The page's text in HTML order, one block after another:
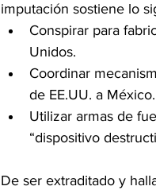
imputación sostiene lo
Conspirar para
Unidos.
Coordinar
de EE.UU. a México.
Utilizar armas de
“dispositivo
De ser extraditado y